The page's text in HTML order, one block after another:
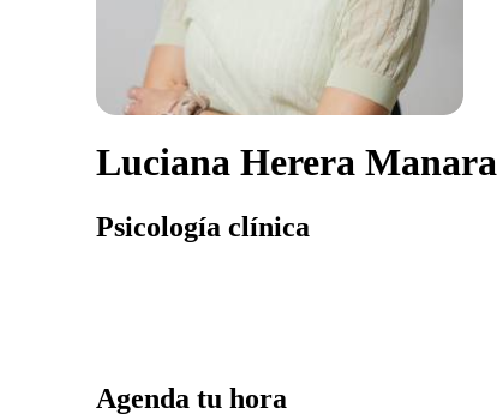
Luciana Herera Manara
Psicología clínica
Agenda tu hora